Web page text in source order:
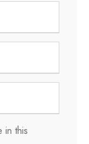
in this